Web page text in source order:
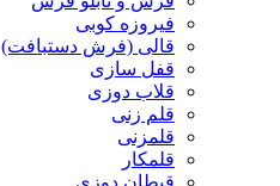
فیروزه کوبی
قالی (فرش دستبافت)
قفل سازی
قلاب دوزی
قلم زنی
قلمزنی
قلمکار